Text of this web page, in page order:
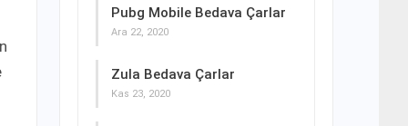
Pubg Mobile Bedava Çarlar
Ara 22, 2020
Zula Bedava Çarlar
Kas 23, 2020